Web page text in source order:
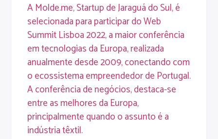
A Molde.me, Startup de Jaraguá do Sul, é
selecionada para participar do Web
Summit Lisboa 2022, a maior conferência
em tecnologias da Europa, realizada
anualmente desde 2009, conectando com
o ecossistema empreendedor de Portugal.
A conferência de negócios, destaca-se
entre as melhores da Europa,
principalmente quando o assunto é a
indústria têxtil.